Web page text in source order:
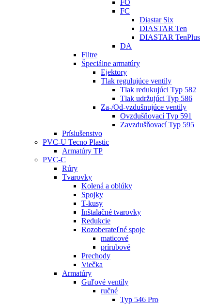
FO
FC
Diastar Six
DIASTAR Ten
DIASTAR TenPlus
DA
Filtre
Špeciálne armatúry
Ejektory
Tlak regulujúce ventily
Tlak redukujúci Typ 582
Tlak udržujúci Typ 586
Za-/Od-vzdušnujúce ventily
Ovzdušňovací Typ 591
Zavzdušňovací Typ 595
Príslušenstvo
PVC-U Tecno Plastic
Armatúry TP
PVC-C
Rúry
Tvarovky
Kolená a oblúky
Spojky
T-kusy
Inštalačné tvarovky
Redukcie
Rozoberateľné spoje
maticové
prírubové
Prechody
Viečka
Armatúry
Guľové ventily
ručné
Typ 546 Pro